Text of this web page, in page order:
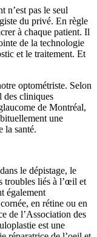
n’est pas le seul
du privé. En règle
à chaque patient. Il
de la technologie
et le traitement. Et
optométriste. Selon
des cliniques
de Montréal,
une
la santé.
le dépistage, le
troubles liés à l’œil et
également
en rétine ou en
de l’Association des
est une